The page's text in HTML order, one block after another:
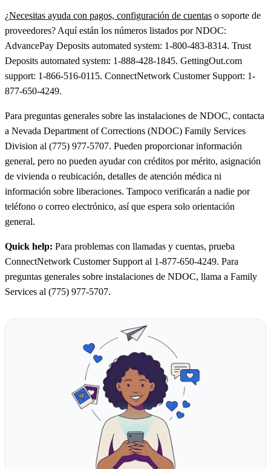
¿Necesitas ayuda con pagos, configuración de cuentas o soporte de
proveedores? Aquí están los números listados por NDOC:
AdvancePay Deposits automated system: 1-800-483-8314. Trust
Deposits automated system: 1-888-428-1845. GettingOut.com
support: 1-866-516-0115. ConnectNetwork Customer Support: 1-
877-650-4249.
Para preguntas generales sobre las instalaciones de NDOC, contacta
a Nevada Department of Corrections (NDOC) Family Services
Division al (775) 977-5707. Pueden proporcionar información
general, pero no pueden ayudar con créditos por mérito, asignación
de vivienda o reubicación, detalles de atención médica ni
información sobre liberaciones. Tampoco verificarán a nadie por
teléfono o correo electrónico, así que espera solo orientación
general.
Quick help: Para problemas con llamadas y cuentas, prueba
ConnectNetwork Customer Support al 1-877-650-4249. Para
preguntas generales sobre instalaciones de NDOC, llama a Family
Services al (775) 977-5707.